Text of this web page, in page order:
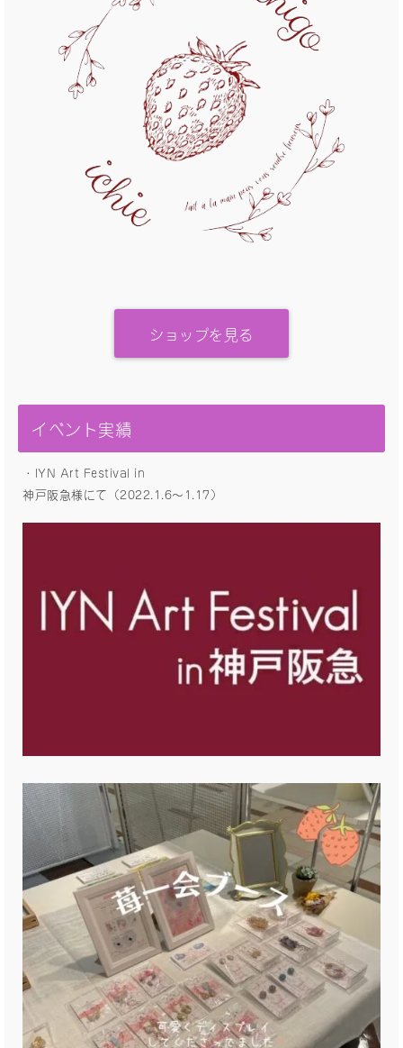
ショップを見る
イベント実績
・IYN Art Festival in
神戸阪急様にて（2022.1.6〜1.17）